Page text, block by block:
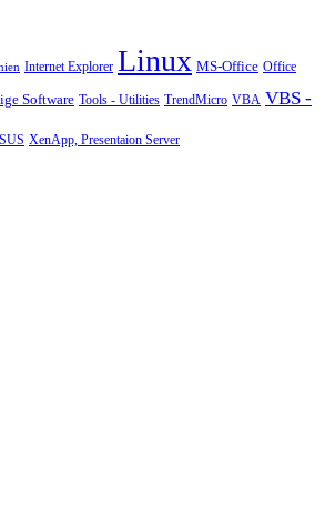
Internet Explorer Linux MS-Office Office
Software Tools - Utilities TrendMicro VBA VBS -
XenApp, Presentaion Server